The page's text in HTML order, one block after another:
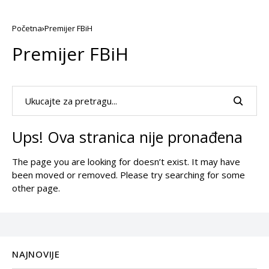
Početna Premijer FBiH
Premijer FBiH
Ups! Ova stranica nije pronađena
The page you are looking for doesn’t exist. It may have
been moved or removed. Please try searching for some
other page.
NAJNOVIJE